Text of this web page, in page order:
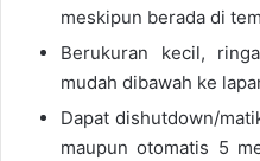
meskipun berada di
Berukuran kecil,
mudah dibawah ke
Dapat dishutdown/
maupun otomatis 5